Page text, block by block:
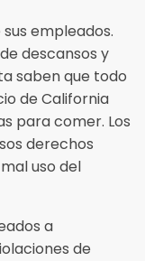
empleados.
descansos y
saben que todo
de California
para comer. Los
derechos
uso del
a
de